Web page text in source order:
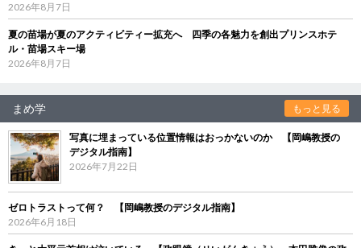
2026年8月7日
夏の苗場が夏のアクティビティー拡充へ 四季の各魅力を創出プリンスホテ
ル・苗場スキー場
2026年8月7日
まめ学 もっと見る
写真に埋まっている位置情報はおっかないのか 【岡嶋教授の
デジタル指南】
2026年7月22日
ゼロトラストって何？ 【岡嶋教授のデジタル指南】
2026年6月18日